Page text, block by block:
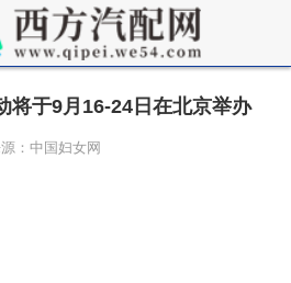
将于9月16-24日在北京举办
：中国妇女网